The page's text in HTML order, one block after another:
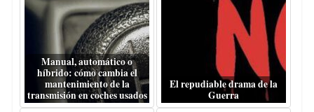
Manual, automático o
híbrido: cómo cambia el
mantenimiento de la
transmisión en coches usados
El repudiable drama de la
Guerra